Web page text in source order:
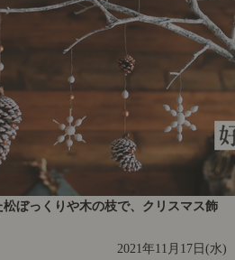
松ぼっくりや木の枝で、クリスマス飾
2021年11月17日(水)